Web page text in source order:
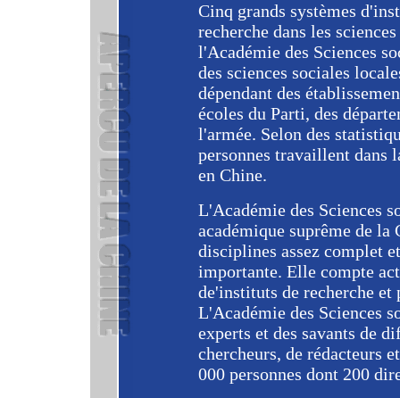
Cinq grands systèmes
recherche dans les
l'Académie des Sciences
des sciences sociales
dépendant des
écoles du Parti, des
l'armée. Selon des
personnes travaillent dans
en Chine.
L'Académie des Sciences
académique suprême de la
disciplines assez complet
importante. Elle compte
de'instituts de recherche et
L'Académie des Sciences
experts et des savants de
chercheurs, de rédacteurs
000 personnes dont 200